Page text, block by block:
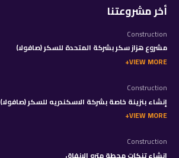
أخر مشروعتنا
Construction
مشروع هزاز سكر بشركة المتحدة للسكر (صافولا)
VIEW MORE
Construction
إنشاء بنزينة خاصة بشركة الاسكندريه للسكر (صافولا)
VIEW MORE
Construction